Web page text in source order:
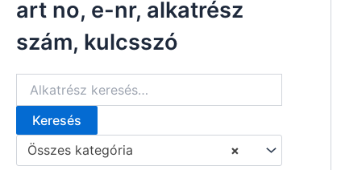
art no, e-nr, alkatrész
szám, kulcsszó
e
Keresés
×
Összes kategória